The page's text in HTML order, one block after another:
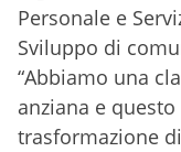
Personale e
Sviluppo di
“Abbiamo una
anziana e
trasformazione